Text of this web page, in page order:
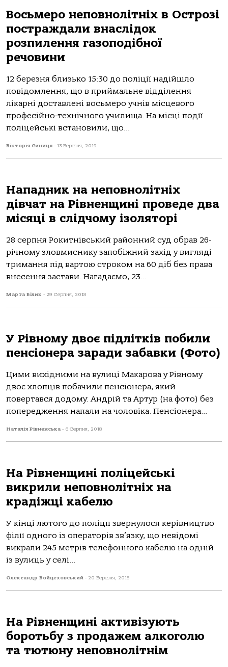
Восьмеро неповнолітніх в Острозі
постраждали внаслідок
розпилення газоподібної
речовини
12 березня близько 15:30 до поліції надійшло
повідомлення, що в приймальне відділення
лікарні доставлені восьмеро учнів місцевого
професійно-технічного училища. На місці події
поліцейські встановили, що...
Вікторія Синиця - 13 Березня, 2019
Нападник на неповнолітніх
дівчат на Рівненщині проведе два
місяці в слідчому ізоляторі
28 серпня Рокитнівський районний суд обрав 26-
річному зловмиснику запобіжний захід у вигляді
тримання під вартою строком на 60 діб без права
внесення застави. Нагадаємо, 23...
Марта Білик - 29 Серпня, 2018
У Рівному двоє підлітків побили
пенсіонера заради забавки (Фото)
Цими вихідними на вулиці Макарова у Рівному
двоє хлопців побачили пенсіонера, який
повертався додому. Андрій та Артур (на фото) без
попередження напали на чоловіка. Пенсіонера...
Наталія Рівненська - 6 Серпня, 2018
На Рівненщині поліцейські
викрили неповнолітніх на
крадіжці кабелю
У кінці лютого до поліції звернулося керівництво
філії одного із операторів зв’язку, що невідомі
викрали 245 метрів телефонного кабелю на одній
із вулиць у селі...
Олександр Войцеховський - 20 Березня, 2018
На Рівненщині активізують
боротьбу з продажем алкоголю
та тютюну неповнолітнім